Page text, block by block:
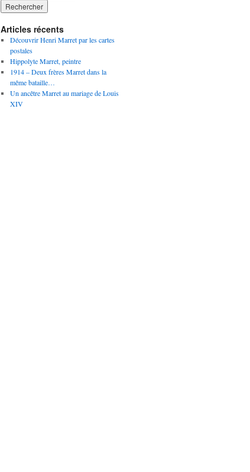
Articles récents
Découvrir Henri Marret par les cartes
postales
Hippolyte Marret, peintre
1914 – Deux frères Marret dans la
même bataille…
Un ancêtre Marret au mariage de Louis
XIV